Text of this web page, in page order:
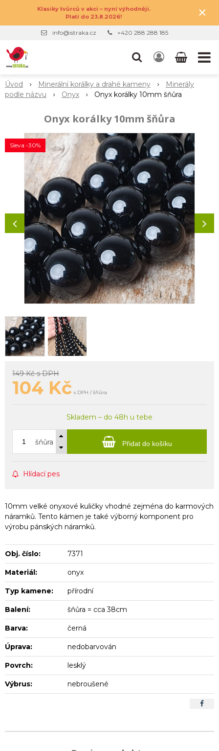
Klasiky tvůrců v akci – nyní výhodněji.
Platí do 23.8.2026!
×
info@istraka.cz +420 288 288 185
Úvod Minerální korálky a drahé kameny
Minerály
podle názvu
Onyx Onyx korálky 10mm šňůra
Onyx korálky 10mm šňůra
Sleva -30%
149 Kčs DPH
104 Kč s DPH / šňůra
Skladem – do 48h u tebe
šňůra Přidat do košíku
Hlídací pes
10mm velké onyxové kuličky vhodné zejména do karmových
náramků. Tento kámen je také výborný komponent pro
výrobu pánských náramků.
Obj. číslo: 7371
Materiál: onyx
Typ kamene: přírodní
Balení: šňůra = cca 38cm
Barva: černá
Úprava: nedobarvován
Povrch: lesklý
Výbrus: nebroušené